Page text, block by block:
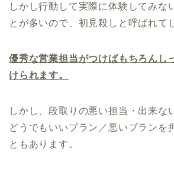
しかし行動して実際に体験してみな
とが多いので、初見殺しと呼ばれて
優秀な営業担当がつけばもちろんし
けられます。
しかし、段取りの悪い担当・出来な
どうでもいいプラン／悪いプランを
ともあります。